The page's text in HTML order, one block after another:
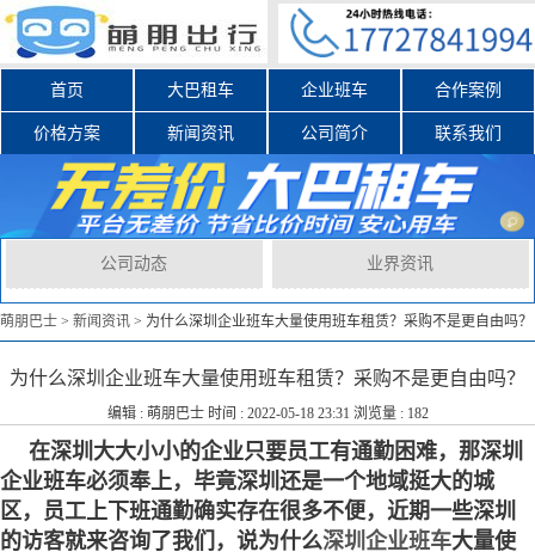
首页 大巴租车 企业班车 合作案例
价格方案 新闻资讯 公司简介 联系我们
公司动态 业界资讯
萌朋巴士 > 新闻资讯 > 为什么深圳企业班车大量使用班车租赁？采购不是更自由吗？
为什么深圳企业班车大量使用班车租赁？采购不是更自由吗？
编辑 : 萌朋巴士时间 : 2022-05-18 23:31 浏览量 : 182
在深圳大大小小的企业只要员工有通勤困难，那深圳
企业班车必须奉上，毕竟深圳还是一个地域挺大的城
区，员工上下班通勤确实存在很多不便，近期一些深圳
的访客就来咨询了我们，说为什么深圳企业班车大量使